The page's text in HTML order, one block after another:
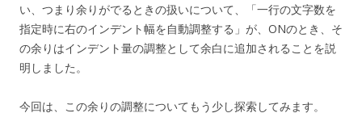
い、つまり余りがでるときの扱いについて、「一行の文字数を
指定時に右のインデント幅を自動調整する」が、ONのとき、そ
の余りはインデント量の調整として余白に追加されることを説
明しました。
今回は、この余りの調整についてもう少し探索してみます。